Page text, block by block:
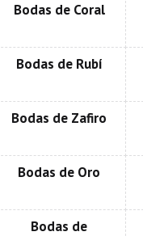
Bodas de Coral
Bodas de Rubí
Bodas de Zafiro
Bodas de Oro
Bodas de